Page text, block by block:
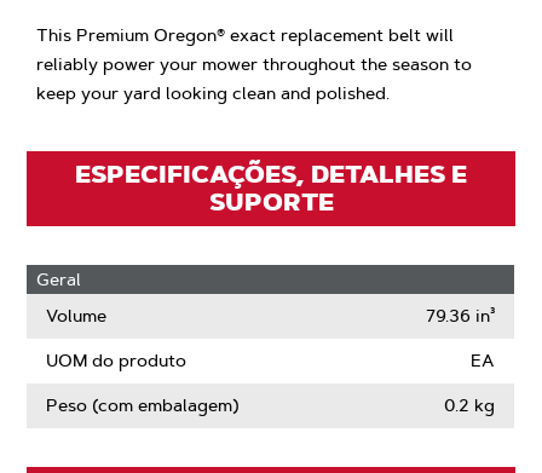
This Premium Oregon® exact replacement belt will
reliably power your mower throughout the season to
keep your yard looking clean and polished.
ESPECIFICAÇÕES, DETALHES E
SUPORTE
Geral
Volume
79.36 in³
UOM do produto EA
Peso (com embalagem) 0.2 kg